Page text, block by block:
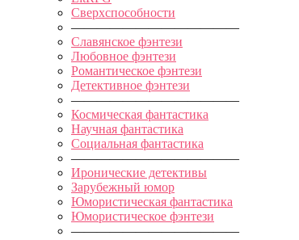
Сверхспособности
—————————————
Славянское фэнтези
Любовное фэнтези
Романтическое фэнтези
Детективное фэнтези
—————————————
Космическая фантастика
Научная фантастика
Социальная фантастика
—————————————
Иронические детективы
Зарубежный юмор
Юмористическая фантастика
Юмористическое фэнтези
—————————————